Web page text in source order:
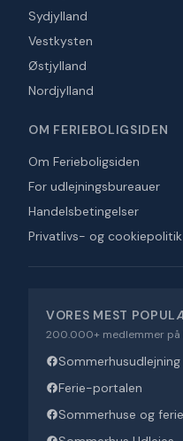
Sydjylland
Vestkysten
Østjylland
Nordjylland
OM FERIEBOLIGSIDEN
Om Ferieboligsiden
For udlejningsbureauer
Handelsbetingelser
Privatlivs- og cookiepolitik
VORES MEST
200.000+ medlemmer på
Sommerhusudlejning
Ferie-portalen
Sommerhuse og